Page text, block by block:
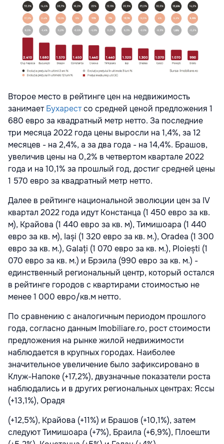
Второе место в рейтинге цен на недвижимость
занимаетБухарестсо средней ценой предложения 1
680 евро за квадратный метр нетто. За последние
три месяца 2022 года цены выросли на 1,4%, за 12
месяцев - на 2,4%, а за два года - на 14,4%. Брашов,
увеличив цены на 0,2% в четвертом квартале 2022
года и на 10,1% за прошлый год, достиг средней цены
1 570 евро за квадратный метр нетто.
Далее в рейтинге национальной эволюции цен за IV
квартал 2022 года идут Констанца (1 450 евро за кв.
м), Крайова (1 440 евро за кв. м), Тимишоара (1 440
евро за кв. м), Iași (1 320 евро за кв. м.), Oradea (1 300
евро за кв. м.), Galați (1 070 евро за кв. м.), Ploiești (1
070 евро за кв. м.) и Брэила (990 евро за кв. м.) -
единственный региональный центр, который остался
в рейтинге городов с квартирами стоимостью не
менее 1 000 евро/кв.м нетто.
По сравнению с аналогичным периодом прошлого
года, согласно данным Imobiliare.ro, рост стоимости
предложения на рынке жилой недвижимости
наблюдается в крупных городах. Наиболее
значительное увеличение было зафиксировано в
Клуж-Напоке (+17,2%), двузначные показатели роста
наблюдались и в других региональных центрах: Яссы
(+13,1%), Орадя
(+12,5%), Крайова (+11%) и Брашов (+10,1%), затем
следуют Тимишоара (+7%), Браила (+6,9%), Плоешти